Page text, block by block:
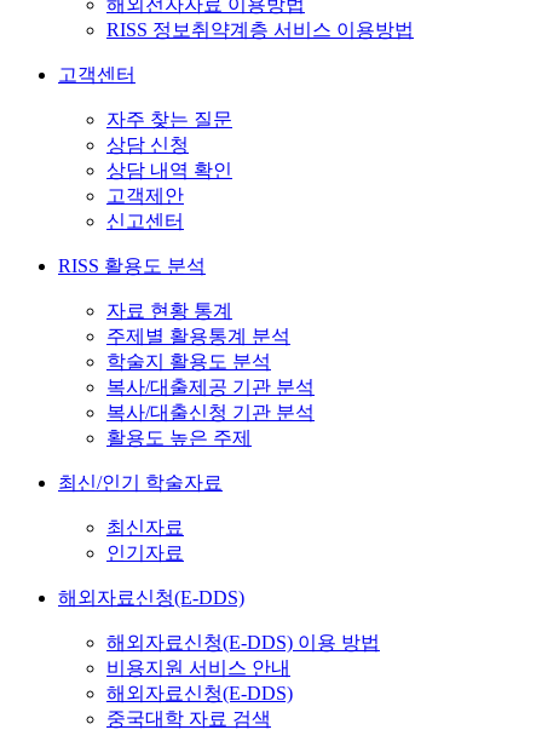
해외전자자료 이용방법
RISS 정보취약계층 서비스 이용방법
고객센터
자주 찾는 질문
상담 신청
상담 내역 확인
고객제안
신고센터
RISS 활용도 분석
자료 현황 통계
주제별 활용통계 분석
학술지 활용도 분석
복사/대출제공 기관 분석
복사/대출신청 기관 분석
활용도 높은 주제
최신/인기 학술자료
최신자료
인기자료
해외자료신청(E-DDS)
해외자료신청(E-DDS) 이용 방법
비용지원 서비스 안내
해외자료신청(E-DDS)
중국대학 자료 검색